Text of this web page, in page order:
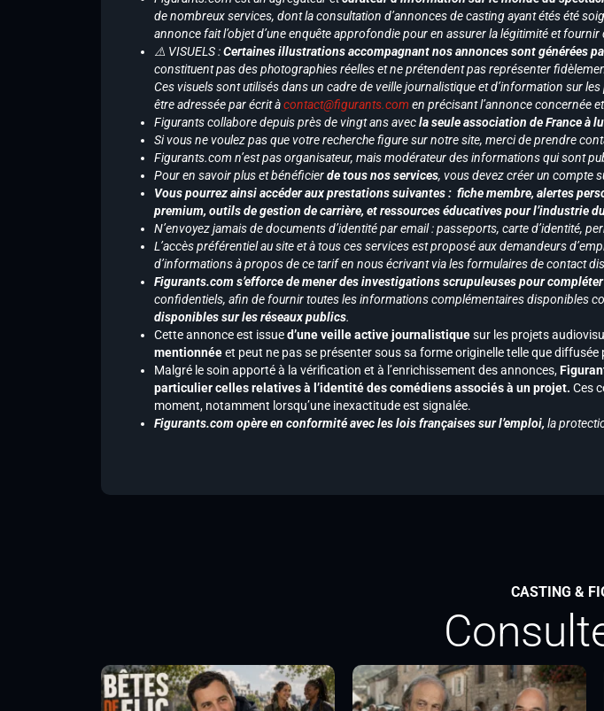
de nombreux services, dont la consultation d’annonces de casting ayant étés été
annonce fait l’objet d’une enquête approfondie pour en assurer la légitimité et
⚠️ VISUELS :Certaines illustrations accompagnant nos annonces sont générées
constituent pas des photographies réelles et ne prétendent pas représenter
Ces visuels sont utilisés dans un cadre de veille journalistique et d’information sur
être adressée par écrit àcontact@figurants.com en précisant l’annonce concernée
Figurants collabore depuis près de vingt ans avecla seule association de France à
Si vous ne voulez pas que votre recherche figure sur notre site, merci de prendre
Figurants.com n’est pas organisateur, mais modérateur des informations qui sont
Pour en savoir plus et bénéficierde tous nos services, vous devez créer un compte
Vous pourrez ainsi accéder aux prestations suivantes : fiche membre, alertes
premium, outils de gestion de carrière, et ressources éducatives pour l’industrie
N’envoyez jamais de documents d’identité par email : passeports, carte d’identité,
L’accès préférentiel au site et à tous ces services est proposé aux demandeurs
d’informations à propos de ce tarif en nous écrivant via les formulaires de contact
Figurants.com s’efforce de mener des investigations scrupuleuses pour
confidentiels, afin de fournir toutes les informations complémentaires disponibles
disponibles sur les réseaux publics.
Cette annonce est issued’une veille active journalistiquesur les projets
mentionnéeet peut ne pas se présenter sous sa forme originelle telle que
Malgré le soin apporté à la vérification et à l’enrichissement des annonces,
particulier celles relatives à l’identité des comédiens associés à un projet. Ces
moment, notamment lorsqu’une inexactitude est signalée.
Figurants.com opère en conformité avec les lois françaises sur l’emploi, la
CASTING &